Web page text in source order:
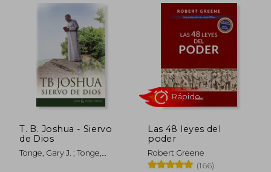
$ 33.73
45%
dcto.
T. B. Joshua - Siervo
de Dios
Tonge, Gary J. ; Tonge,
Las 48 leyes del
poder
Robert Greene
(166)